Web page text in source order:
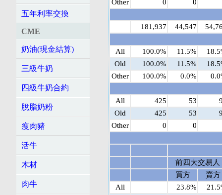
五年利率交換
CME
奶油(現金結算)
三級牛奶
四級牛奶合約
脫脂奶粉
瘦肉豬
活牛
木材
肉牛
Other
0 0
181,937 44,547
All 100.0% 11.5%
Old
100.0% 11.5%
Other
100.0% 0.0%
All 425 53
Old
425 53
Other
0 0
前四大交易人
買方
賣方
All
23.8%